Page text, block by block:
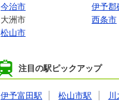
今治市 伊予郡
大洲市
西条市
松山市
注目の駅ピックアップ
伊予富田駅 松山市駅